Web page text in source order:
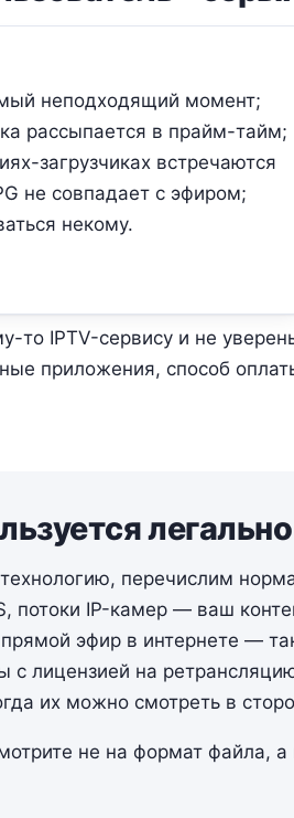
неподходящий момент;
рассыпается в прайм-тайм;
загрузчиках встречаются
не совпадает с эфиром;
некому.
то IPTV-сервису и не
приложения, способ
легально
перечислим
потоки IP-камер — ваш
эфир в интернете —
с лицензией на
их можно смотреть в
не на формат файла, а